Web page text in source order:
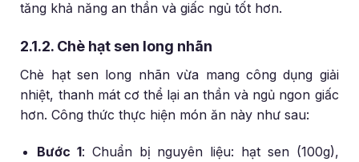
tăng khả năng an thần và giấc ngủ tốt hơn.
2.1.2. Chè hạt sen long nhãn
Chè hạt sen long nhãn vừa mang công dụng giải
nhiệt, thanh mát cơ thể lại an thần và ngủ ngon giấc
hơn. Công thức thực hiện món ăn này như sau:
Bước 1: Chuẩn bị nguyên liệu: hạt sen (100g),